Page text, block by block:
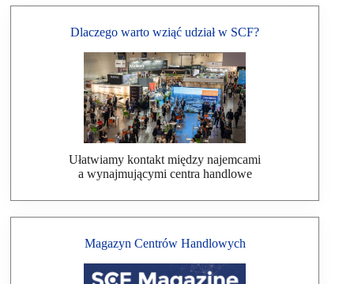
Dlaczego warto wziąć udział w SCF?
Ułatwiamy kontakt między najemcami
a wynajmującymi centra handlowe
Magazyn Centrów Handlowych